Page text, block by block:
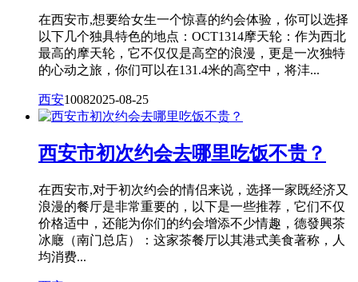
在西安市,想要给女生一个惊喜的约会体验，你可以选择
以下几个独具特色的地点：OCT1314摩天轮：作为西北
最高的摩天轮，它不仅仅是高空的浪漫，更是一次独特
的心动之旅，你们可以在131.4米的高空中，将沣...
西安10082025-08-25
西安市初次约会去哪里吃饭不贵？
在西安市,对于初次约会的情侣来说，选择一家既经济又
浪漫的餐厅是非常重要的，以下是一些推荐，它们不仅
价格适中，还能为你们的约会增添不少情趣，德發興茶
冰廰（南门总店）：这家茶餐厅以其港式美食著称，人
均消费...